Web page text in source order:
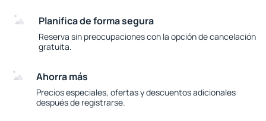
Planifica de forma segura
Reserva sin preocupaciones con la opción de cancelación
gratuita.
Ahorra más
Precios especiales, ofertas y descuentos adicionales
después de registrarse.